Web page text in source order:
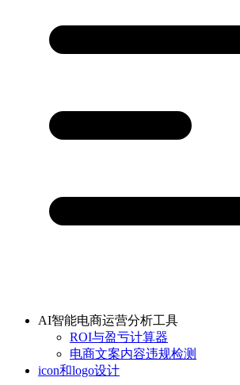
AI智能电商运营分析工具
ROI与盈亏计算器
电商文案内容违规检测
icon和logo设计